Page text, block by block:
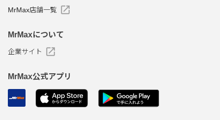
MrMax店舗一覧
MrMaxについて
企業サイト
MrMax公式アプリ